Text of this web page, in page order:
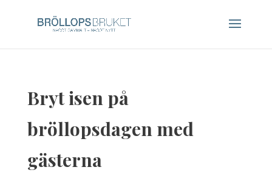
Bryt isen på
bröllopsdagen med
gästerna